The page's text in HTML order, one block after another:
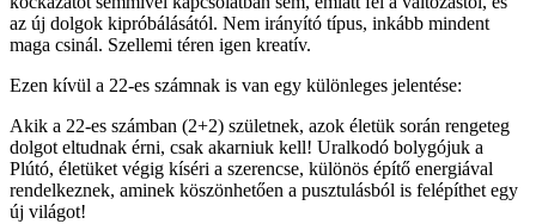
az új dolgok kipróbálásától. Nem irányító típus, inkább mindent
maga csinál. Szellemi téren igen kreatív.
Ezen kívül a 22-es számnak is van egy különleges jelentése:
Akik a 22-es számban (2+2) születnek, azok életük során rengeteg
dolgot eltudnak érni, csak akarniuk kell! Uralkodó bolygójuk a
Plútó, életüket végig kíséri a szerencse, különös építő energiával
rendelkeznek, aminek köszönhetően a pusztulásból is felépíthet egy
új világot!